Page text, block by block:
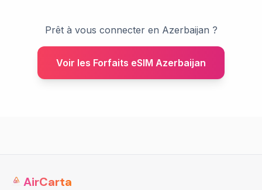
Prêt à vous connecter en Azerbaijan ?
Voir les Forfaits eSIM Azerbaijan
AirCarta